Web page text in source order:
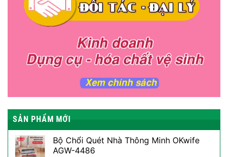
SẢN PHẨM MỚI
Bộ Chổi Quét Nhà Thông Minh OKwife
AGW-4486